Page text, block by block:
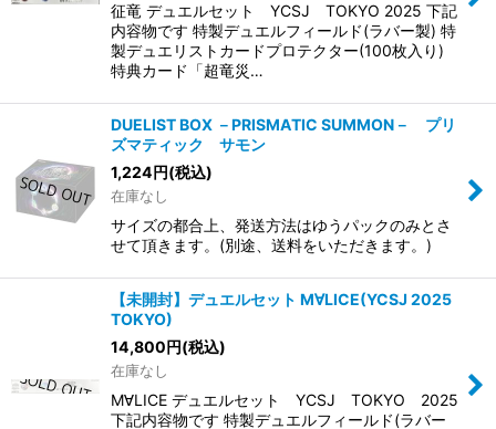
征竜 デュエルセット YCSJ TOKYO 2025 下記
内容物です 特製デュエルフィールド(ラバー製) 特
製デュエリストカードプロテクター(100枚入り)
特典カード「超竜災…
DUELIST BOX －PRISMATIC SUMMON－ プリ
ズマティック サモン
1,224円(税込)
在庫なし
サイズの都合上、発送方法はゆうパックのみとさ
せて頂きます。(別途、送料をいただきます。)
【未開封】デュエルセット M∀LICE(YCSJ 2025
TOKYO)
14,800円(税込)
在庫なし
M∀LICE デュエルセット YCSJ TOKYO 2025
下記内容物です 特製デュエルフィールド(ラバー